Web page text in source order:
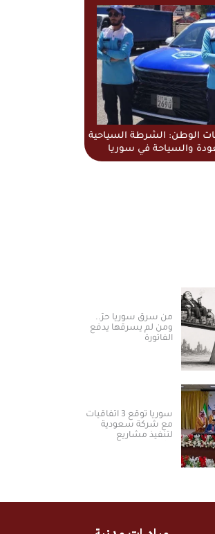
الوطن: الشرطة السياحية
والسياحة في سوريا
من سرق سوريا حرّ..
ومن لم يسرقها يدفع
الفاتورة
سوريا توقع 3 اتفاقيات
مع شركة سعودية
لتنفيذ مشاريع